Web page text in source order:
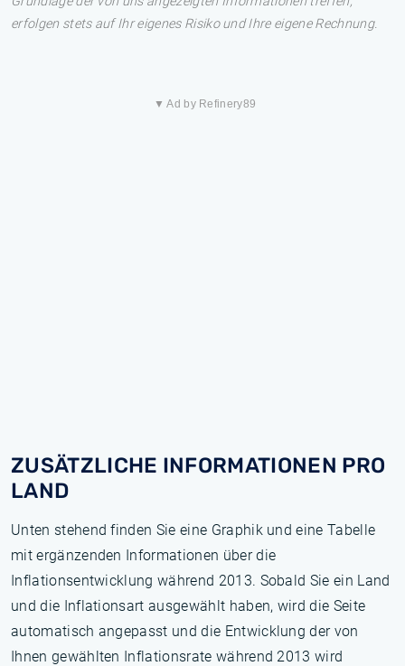
erfolgen stets auf Ihr eigenes Risiko und Ihre eigene Rechnung.
▼ Ad by Refinery89
ZUSÄTZLICHE INFORMATIONEN PRO
LAND
Unten stehend finden Sie eine Graphik und eine Tabelle
mit ergänzenden Informationen über die
Inflationsentwicklung während 2013. Sobald Sie ein Land
und die Inflationsart ausgewählt haben, wird die Seite
automatisch angepasst und die Entwicklung der von
Ihnen gewählten Inflationsrate während 2013 wird